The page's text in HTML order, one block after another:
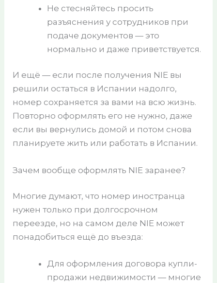
Не стесняйтесь просить
разъяснения у сотрудников при
подаче документов — это
нормально и даже приветствуется.
И ещё — если после получения NIE вы
решили остаться в Испании надолго,
номер сохраняется за вами на всю жизнь.
Повторно оформлять его не нужно, даже
если вы вернулись домой и потом снова
планируете жить или работать в Испании.
Зачем вообще оформлять NIE заранее?
Многие думают, что номер иностранца
нужен только при долгосрочном
переезде, но на самом деле NIE может
понадобиться ещё до въезда:
Для оформления договора купли-
продажи недвижимости — многие